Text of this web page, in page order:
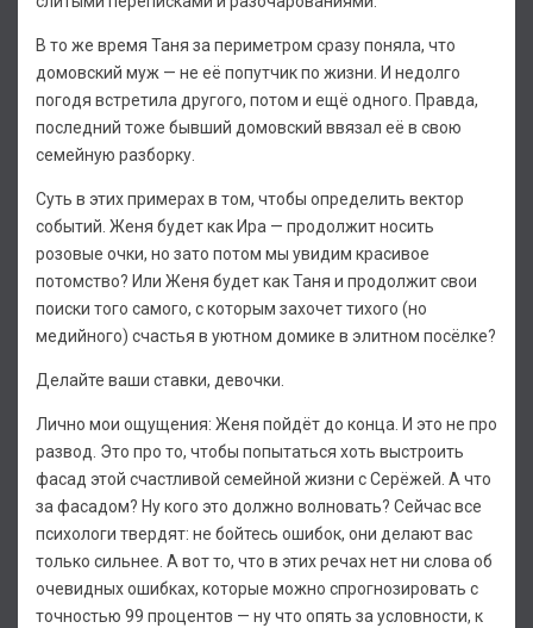
В то же время Таня за периметром сразу поняла, что
домовский муж — не её попутчик по жизни. И недолго
погодя встретила другого, потом и ещё одного. Правда,
последний тоже бывший домовский ввязал её в свою
семейную разборку.
Суть в этих примерах в том, чтобы определить вектор
событий. Женя будет как Ира — продолжит носить
розовые очки, но зато потом мы увидим красивое
потомство? Или Женя будет как Таня и продолжит свои
поиски того самого, с которым захочет тихого (но
медийного) счастья в уютном домике в элитном посёлке?
Делайте ваши ставки, девочки.
Лично мои ощущения: Женя пойдёт до конца. И это не про
развод. Это про то, чтобы попытаться хоть выстроить
фасад этой счастливой семейной жизни с Серёжей. А что
за фасадом? Ну кого это должно волновать? Сейчас все
психологи твердят: не бойтесь ошибок, они делают вас
только сильнее. А вот то, что в этих речах нет ни слова об
очевидных ошибках, которые можно спрогнозировать с
точностью 99 процентов — ну что опять за условности, к